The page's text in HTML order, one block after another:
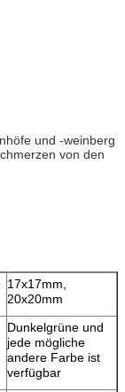
und -weinberg
von den
17x17mm,
20x20mm
Dunkelgrüne und
jede mögliche
andere Farbe ist
verfügbar